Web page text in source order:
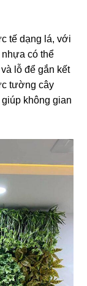
tế dạng lá, với
có thể
lỗ để gắn kết
tường cây
không gian